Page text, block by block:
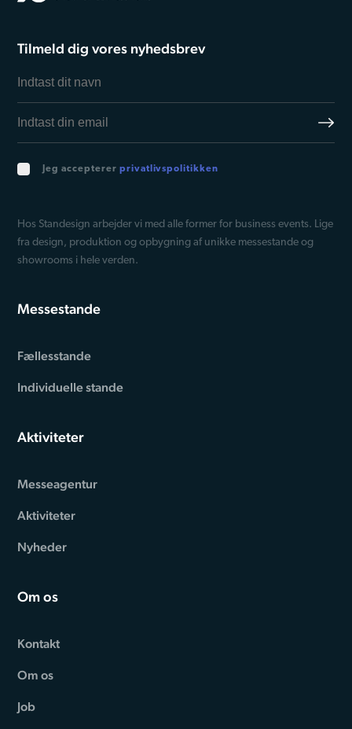
Tilmeld dig vores nyhedsbrev
Jeg accepterer privatlivspolitikken
Hos Standesign arbejder vi med alle former for business events. Lige
fra design, produktion og opbygning af unikke messestande og
showrooms i hele verden.
Messestande
Fællesstande
Individuelle stande
Aktiviteter
Messeagentur
Aktiviteter
Nyheder
Om os
Kontakt
Om os
Job